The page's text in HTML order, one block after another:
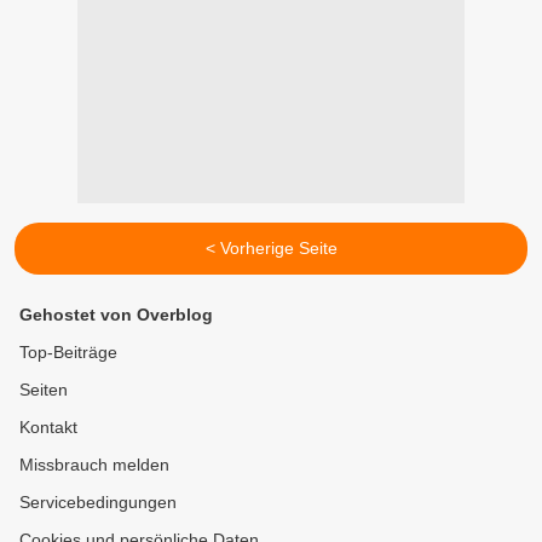
< Vorherige Seite
Gehostet von Overblog
Top-Beiträge
Seiten
Kontakt
Missbrauch melden
Servicebedingungen